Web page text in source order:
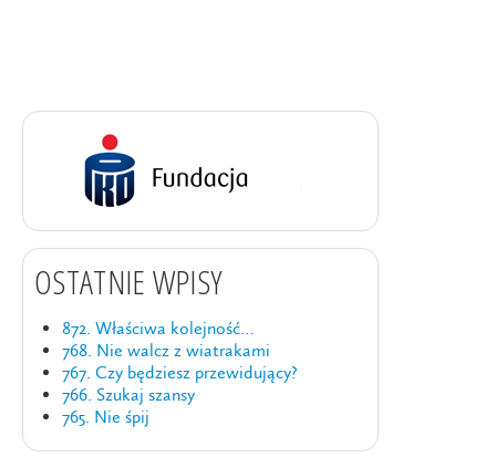
OSTATNIE WPISY
872. Właściwa kolejność…
768. Nie walcz z wiatrakami
767. Czy będziesz przewidujący?
766. Szukaj szansy
765. Nie śpij